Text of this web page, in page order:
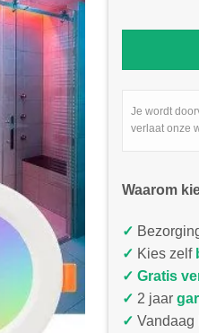
Je wordt
verlaat onze
Waarom
✓
✓ Kies zelf
✓ Gratis
✓ 2 jaar
✓ Vandaag